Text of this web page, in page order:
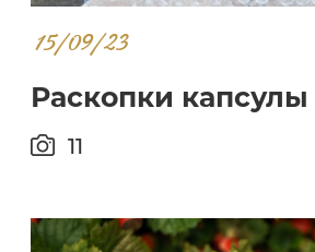
15/09/23
Раскопки
11